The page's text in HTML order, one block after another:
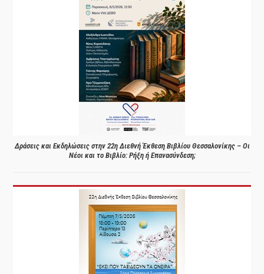
Δράσεις και Εκδηλώσεις στην 22η Διεθνή Έκθεση Βιβλίου Θεσσαλονίκης – Οι
Νέοι και το Βιβλίο: Ρήξη ή Επανασύνδεση;